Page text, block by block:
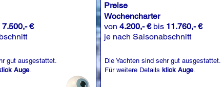
7.500,- €
gut ausgestattet.
Auge.
Preise
Wochencharter
von 4.200,- €bis 11.760,- €
je nach Saisonabschnitt
Die Yachten sind sehr gut ausgestattet.
Für weitere Details klick Auge.